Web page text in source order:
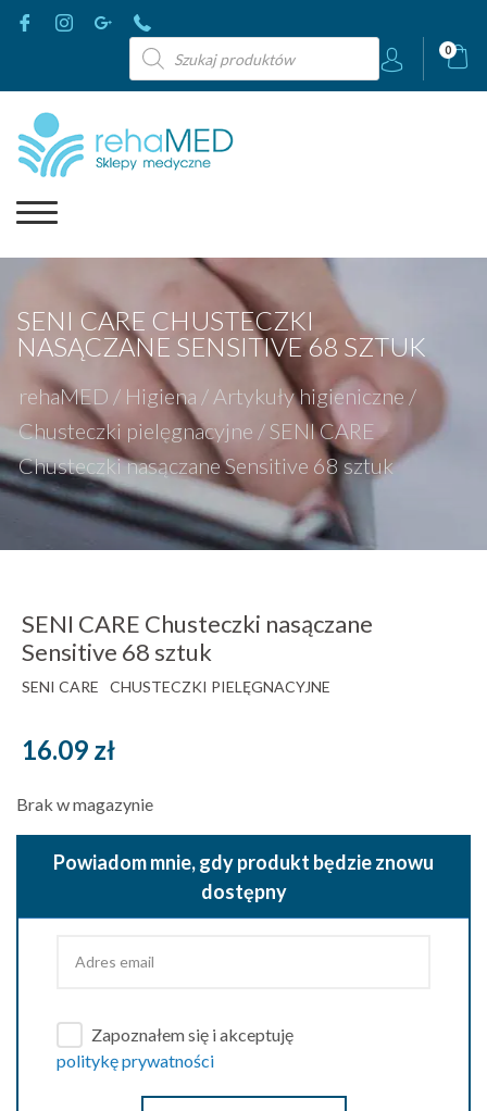
Wyszukiwarka
produktów
0
SENI CARE CHUSTECZKI
NASĄCZANE SENSITIVE 68 SZTUK
rehaMED / Higiena / Artykuły higieniczne /
Chusteczki pielęgnacyjne / SENI CARE
Chusteczki nasączane Sensitive 68 sztuk
SENI CARE Chusteczki nasączane
Sensitive 68 sztuk
SENI CARE CHUSTECZKI PIELĘGNACYJNE
16.09 zł
Brak w magazynie
Powiadom mnie, gdy produkt będzie znowu
dostępny
Zapoznałem się i akceptuję
politykę prywatności